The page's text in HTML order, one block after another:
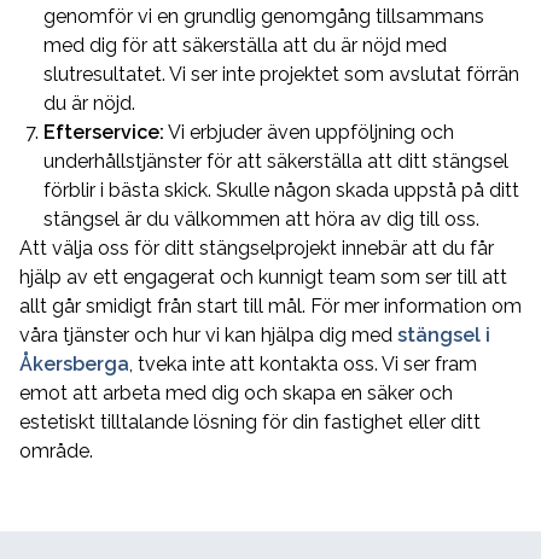
genomför vi en grundlig genomgång tillsammans
med dig för att säkerställa att du är nöjd med
slutresultatet. Vi ser inte projektet som avslutat förrän
du är nöjd.
Efterservice: Vi erbjuder även uppföljning och
underhållstjänster för att säkerställa att ditt stängsel
förblir i bästa skick. Skulle någon skada uppstå på ditt
stängsel är du välkommen att höra av dig till oss.
Att välja oss för ditt stängselprojekt innebär att du får
hjälp av ett engagerat och kunnigt team som ser till att
allt går smidigt från start till mål. För mer information om
våra tjänster och hur vi kan hjälpa dig med stängsel i
Åkersberga, tveka inte att kontakta oss. Vi ser fram
emot att arbeta med dig och skapa en säker och
estetiskt tilltalande lösning för din fastighet eller ditt
område.